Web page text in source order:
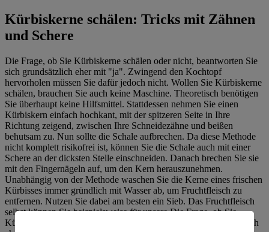
Kürbiskerne schälen: Tricks mit Zähnen
und Schere
Die Frage, ob Sie Kürbiskerne schälen oder nicht, beantworten Sie
sich grundsätzlich eher mit "ja". Zwingend den Kochtopf
hervorholen müssen Sie dafür jedoch nicht. Wollen Sie Kürbiskerne
schälen, brauchen Sie auch keine Maschine. Theoretisch benötigen
Sie überhaupt keine Hilfsmittel. Stattdessen nehmen Sie einen
Kürbiskern einfach hochkant, mit der spitzeren Seite in Ihre
Richtung zeigend, zwischen Ihre Schneidezähne und beißen
behutsam zu. Nun sollte die Schale aufbrechen. Da diese Methode
nicht komplett risikofrei ist, können Sie die Schale auch mit einer
Schere an der dicksten Stelle einschneiden. Danach brechen Sie sie
mit den Fingernägeln auf, um den Kern herauszunehmen.
Unabhängig von der Methode waschen Sie die Kerne eines frischen
Kürbisses immer gründlich mit Wasser ab, um Fruchtfleisch zu
entfernen. Nutzen Sie dabei am besten ein Sieb. Das Fruchtfleisch
selbst können Sie beispielsweise für unsere Die Frage, ob Sie
Kürbiskerne schälen oder nicht, beantworten Sie sich grundsätzlich